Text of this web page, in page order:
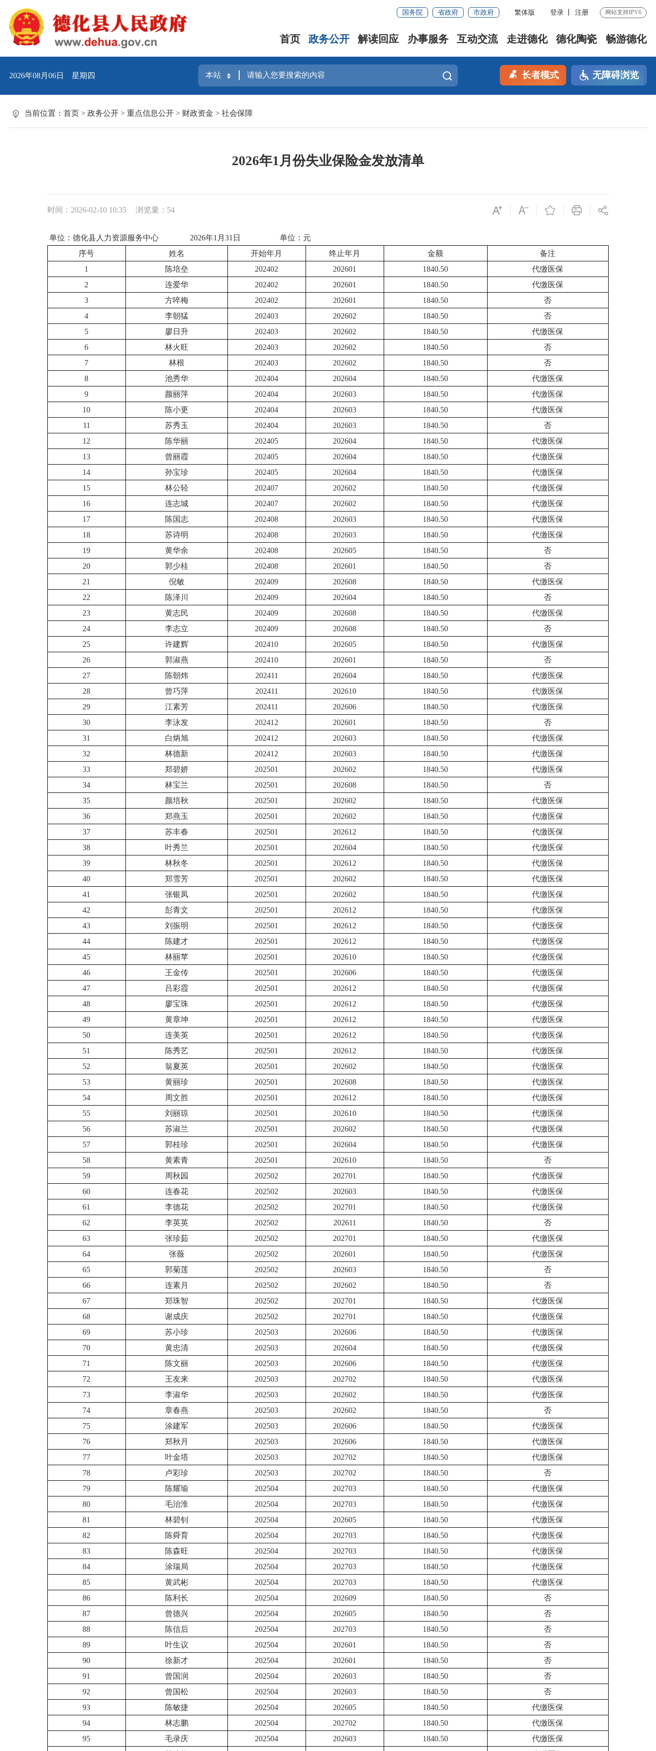
国务院 省政府 市政府 繁体版 登录 注册 网站支持IPV6
首页 政务公开 解读回应 办事服务 互动交流 走进德化 德化陶瓷 畅游德化
2026年08月06日 星期四 长者模式 无障碍浏览
当前位置： 首页 > 政务公开 > 重点信息公开 > 财政资金 > 社会保障
2026年1月份失业保险金发放清单
时间：2026-02-10 10:35 浏览量： 54
单位：德化县人力资源服务中心 2026年1月31日 单位：元
序号
姓名 开始年月 终止年月 金额
备注
1
陈培垒 202402 202601 1840.50
代缴医保
2
连爱华 202402 202601 1840.50
代缴医保
3
方啐梅 202402 202601 1840.50
否
4
李朝猛 202403 202602 1840.50
否
5
廖日升 202403 202602 1840.50
代缴医保
6
林火旺 202403 202602 1840.50
否
7
林根 202403 202602 1840.50
否
8
池秀华 202404 202604 1840.50
代缴医保
9
颜丽萍 202404 202603 1840.50
代缴医保
10
陈小更 202404 202603 1840.50
代缴医保
11
苏秀玉 202404 202603 1840.50
否
12
陈华丽 202405 202604 1840.50
代缴医保
13
曾丽霞 202405 202604 1840.50
代缴医保
14
孙宝珍 202405 202604 1840.50
代缴医保
15
林公轻 202407 202602 1840.50
代缴医保
16
连志城 202407 202602 1840.50
代缴医保
17
陈国志 202408 202603 1840.50
代缴医保
18
苏诗明 202408 202603 1840.50
代缴医保
19
黄华余 202408 202605 1840.50
否
20
郭少桂 202408 202601 1840.50
否
21
倪敏 202409 202608 1840.50
代缴医保
22
陈泽川 202409 202604 1840.50
否
23
黄志民 202409 202608 1840.50
代缴医保
24
李志立 202409 202608 1840.50
否
25
许建辉 202410 202605 1840.50
代缴医保
26
郭淑燕 202410 202601 1840.50
否
27
陈朝炜 202411 202604 1840.50
代缴医保
28
曾巧萍 202411 202610 1840.50
代缴医保
29
江素芳 202411 202606 1840.50
代缴医保
30
李泳发 202412 202601 1840.50
否
31
白炳旭 202412 202603 1840.50
代缴医保
32
林德新 202412 202603 1840.50
代缴医保
33
郑碧娇 202501 202602 1840.50
代缴医保
34
林宝兰 202501 202608 1840.50
否
35
颜培秋 202501 202602 1840.50
代缴医保
36
郑燕玉 202501 202602 1840.50
代缴医保
37
苏丰春 202501 202612 1840.50
代缴医保
38
叶秀兰 202501 202604 1840.50
代缴医保
39
林秋冬 202501 202612 1840.50
代缴医保
40
郑雪芳 202501 202602 1840.50
代缴医保
41
张银凤 202501 202602 1840.50
代缴医保
42
彭青文 202501 202612 1840.50
代缴医保
43
刘振明 202501 202612 1840.50
代缴医保
44
陈建才 202501 202612 1840.50
代缴医保
45
林丽苹 202501 202610 1840.50
代缴医保
46
王金传 202501 202606 1840.50
代缴医保
47
吕彩霞 202501 202612 1840.50
代缴医保
48
廖宝珠 202501 202612 1840.50
代缴医保
49
黄章坤 202501 202612 1840.50
代缴医保
50
连美英 202501 202612 1840.50
代缴医保
51
陈秀艺 202501 202612 1840.50
代缴医保
52
翁夏英 202501 202602 1840.50
代缴医保
53
黄丽珍 202501 202608 1840.50
代缴医保
54
周文胜 202501 202612 1840.50
代缴医保
55
刘丽琼 202501 202610 1840.50
代缴医保
56
苏淑兰 202501 202602 1840.50
代缴医保
57
郭桂珍 202501 202604 1840.50
代缴医保
58
黄素青 202501 202610 1840.50
否
59
周秋园 202502 202701 1840.50
代缴医保
60
连春花 202502 202603 1840.50
代缴医保
61
李德花 202502 202701 1840.50
代缴医保
62
李英英 202502 202611 1840.50
否
63
张珍茹 202502 202701 1840.50
代缴医保
64
张薇 202502 202601 1840.50
代缴医保
65
郭菊莲 202502 202603 1840.50
否
66
连素月 202502 202602 1840.50
否
67
郑珠智 202502 202701 1840.50
代缴医保
68
谢成庆 202502 202701 1840.50
代缴医保
69
苏小珍 202503 202606 1840.50
代缴医保
70
黄忠清 202503 202604 1840.50
代缴医保
71
陈文丽 202503 202606 1840.50
代缴医保
72
王友来 202503 202702 1840.50
代缴医保
73
李淑华 202503 202602 1840.50
代缴医保
74
章春燕 202503 202602 1840.50
否
75
涂建军 202503 202606 1840.50
代缴医保
76
郑秋月 202503 202606 1840.50
代缴医保
77
叶金塔 202503 202702 1840.50
代缴医保
78
卢彩珍 202503 202702 1840.50
否
79
陈耀瑜 202504 202703 1840.50
代缴医保
80
毛治淮 202504 202703 1840.50
代缴医保
81
林碧钊 202504 202605 1840.50
代缴医保
82
陈舜育 202504 202703 1840.50
代缴医保
83
陈森旺 202504 202703 1840.50
代缴医保
84
涂瑞局 202504 202703 1840.50
代缴医保
85
黄武彬 202504 202703 1840.50
代缴医保
86
陈利长 202504 202609 1840.50
否
87
曾德兴 202504 202605 1840.50
否
88
陈信后 202504 202703 1840.50
否
89
叶生议 202504 202601 1840.50
否
90
徐新才 202504 202601 1840.50
否
91
曾国润 202504 202603 1840.50
否
92
曾国松 202504 202603 1840.50
否
93
陈敏捷 202504 202605 1840.50
代缴医保
94
林志鹏 202504 202702 1840.50
代缴医保
95
毛录庆 202504 202603 1840.50
代缴医保